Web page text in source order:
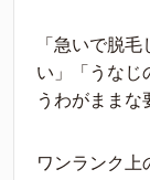
「急いで脱
い」「うなじ
うわがままな
ワンランク上